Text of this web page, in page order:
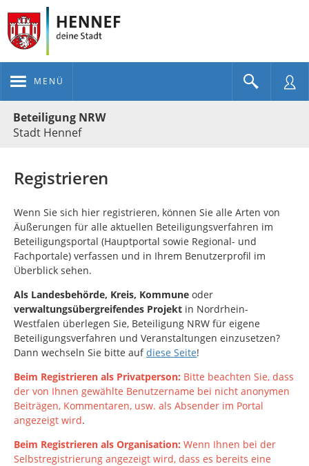
MENÜ
Beteiligung NRW
Stadt Hennef
Registrieren
Wenn Sie sich hier registrieren, können Sie alle Arten von
Äußerungen für alle aktuellen Beteiligungsverfahren im
Beteiligungsportal (Hauptportal sowie Regional- und
Fachportale) verfassen und in Ihrem Benutzerprofil im
Überblick sehen.
Als Landesbehörde, Kreis, Kommune oder
verwaltungsübergreifendes Projekt in Nordrhein-
Westfalen überlegen Sie, Beteiligung NRW für eigene
Beteiligungsverfahren und Veranstaltungen einzusetzen?
Dann wechseln Sie bitte aufdiese Seite!
Beim Registrieren als Privatperson: Bitte beachten Sie, dass
der von Ihnen gewählte Benutzername bei nicht anonymen
Beiträgen, Kommentaren, usw. als Absender im Portal
angezeigt wird.
Beim Registrieren als Organisation: Wenn Ihnen bei der
Selbstregistrierung angezeigt wird, dass es bereits eine